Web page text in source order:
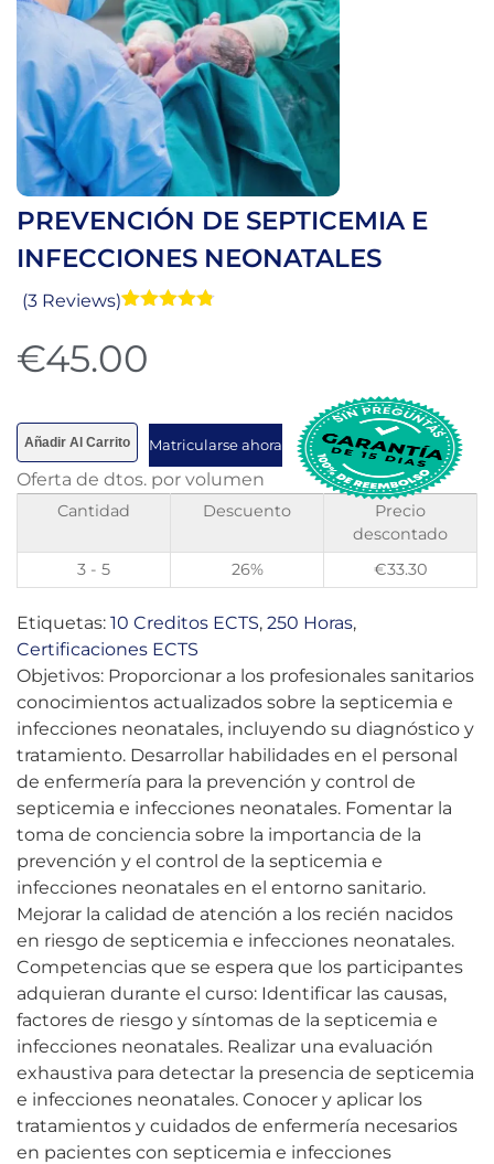
PREVENCIÓN DE SEPTICEMIA E
INFECCIONES NEONATALES
5 en base
(3 Reviews)
€45.00
Añadir Al Carrito Matricularse ahora
Oferta de dtos. por volumen
Cantidad Descuento
Precio
descontado
3 - 5
26% €33.30
Etiquetas: 10 Creditos ECTS, 250 Horas,
Certificaciones ECTS
Objetivos: Proporcionar a los profesionales sanitarios
conocimientos actualizados sobre la septicemia e
infecciones neonatales, incluyendo su diagnóstico y
tratamiento. Desarrollar habilidades en el personal
de enfermería para la prevención y control de
septicemia e infecciones neonatales. Fomentar la
toma de conciencia sobre la importancia de la
prevención y el control de la septicemia e
infecciones neonatales en el entorno sanitario.
Mejorar la calidad de atención a los recién nacidos
en riesgo de septicemia e infecciones neonatales.
Competencias que se espera que los participantes
adquieran durante el curso: Identificar las causas,
factores de riesgo y síntomas de la septicemia e
infecciones neonatales. Realizar una evaluación
exhaustiva para detectar la presencia de septicemia
e infecciones neonatales. Conocer y aplicar los
tratamientos y cuidados de enfermería necesarios
en pacientes con septicemia e infecciones